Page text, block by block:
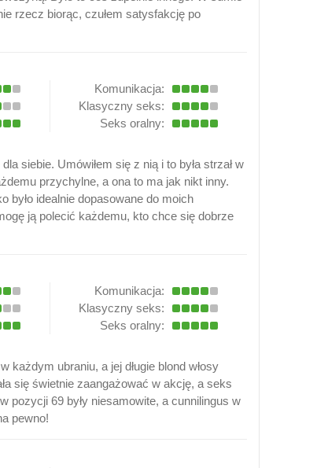
rzecz biorąc, czułem satysfakcję po
Komunikacja:
Klasyczny seks:
Seks oralny:
siebie. Umówiłem się z nią i to była strzał w
przychylne, a ona to ma jak nikt inny.
było idealnie dopasowane do moich
ją polecić każdemu, kto chce się dobrze
Komunikacja:
Klasyczny seks:
Seks oralny:
każdym ubraniu, a jej długie blond włosy
się świetnie zaangażować w akcję, a seks
pozycji 69 były niesamowite, a cunnilingus w
pewno!